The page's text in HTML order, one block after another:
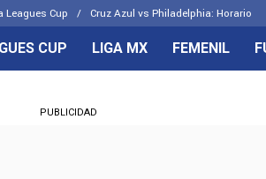
Leagues Cup Cruz Azul vs Philadelphia: Horario
CUP LIGA MX FEMENIL
PUBLICIDAD